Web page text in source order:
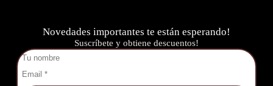
Novedades importantes te están esperando!
Suscríbete y obtiene descuentos!